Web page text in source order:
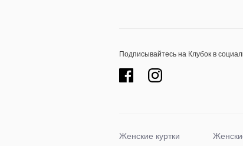
Подписывайтесь на Клубок в
Женские куртки